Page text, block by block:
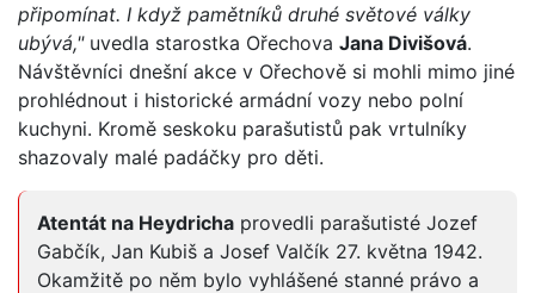
připomínat. I když pamětníků druhé světové války
ubývá," uvedla starostka Ořechova Jana Divišová.
Návštěvníci dnešní akce v Ořechově si mohli mimo jiné
prohlédnout i historické armádní vozy nebo polní
kuchyni. Kromě seskoku parašutistů pak vrtulníky
shazovaly malé padáčky pro děti.
Atentát na Heydricha provedli parašutisté Jozef
Gabčík, Jan Kubiš a Josef Valčík 27. května 1942.
Okamžitě po něm bylo vyhlášené stanné právo a